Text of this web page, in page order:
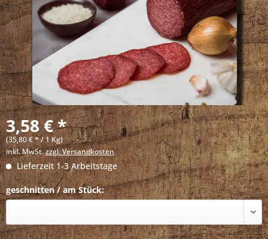
3,58 € *
(35,80 € * / 1 Kg)
inkl. MwSt.zzgl. Versandkosten
Lieferzeit 1-3 Arbeitstage
geschnitten / am Stück: